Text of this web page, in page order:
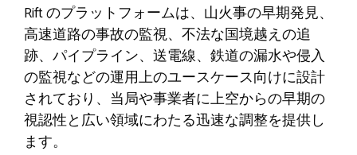
Rift のプラットフォームは、山火事の早期発見、
高速道路の事故の監視、不法な国境越えの追
跡、パイプライン、送電線、鉄道の漏水や侵入
の監視などの運用上のユースケース向けに設計
されており、当局や事業者に上空からの早期の
視認性と広い領域にわたる迅速な調整を提供し
ます。